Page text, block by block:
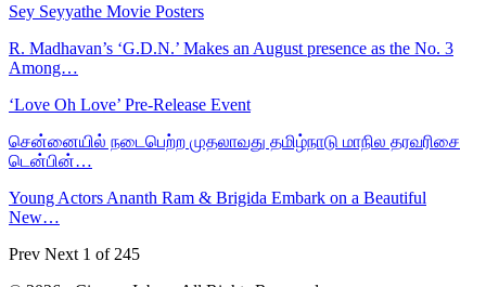
Sey Seyyathe Movie Posters
R. Madhavan’s ‘G.D.N.’ Makes an August presence as the No. 3
Among…
‘Love Oh Love’ Pre-Release Event
சென்னையில் நடைபெற்ற முதலாவது தமிழ்நாடு மாநில தரவரிசை
டென்பின்…
Young Actors Ananth Ram & Brigida Embark on a Beautiful
New…
Prev Next 1 of 245